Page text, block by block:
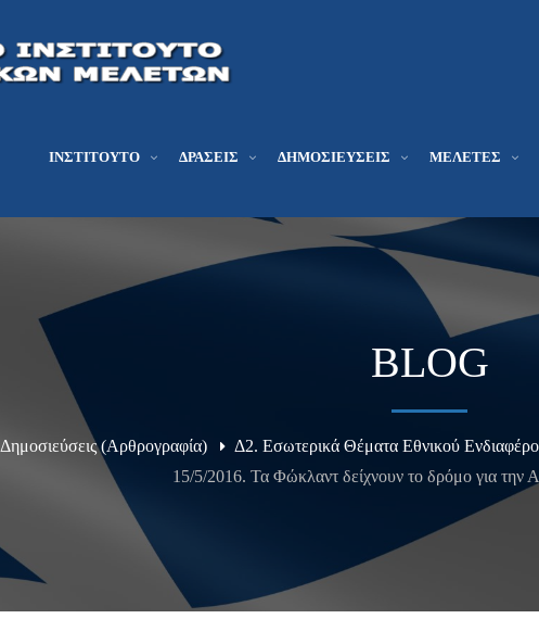
ΙΝΣΤΙΤΟΎΤΟ ΔΡΆΣΕΙΣ ΔΗΜΟΣΙΕΎΣΕΙΣ ΜΕΛΕΤΕΣ
BLOG
Δημοσιεύσεις (Αρθρογραφία) Δ2. Εσωτερικά Θέματα Εθνικού
15/5/2016. Τα Φώκλαντ δείχνουν το δρόμο για την